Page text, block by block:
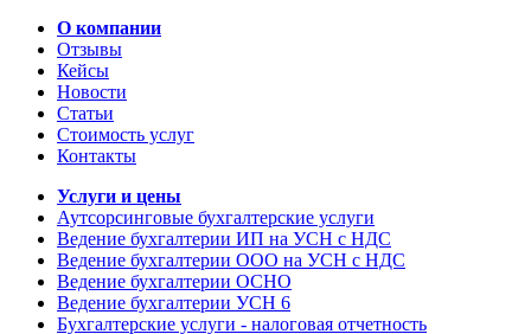
О компании
Отзывы
Кейсы
Новости
Статьи
Стоимость услуг
Контакты
Услуги и цены
Аутсорсинговые бухгалтерские услуги
Ведение бухгалтерии ИП на УСН с НДС
Ведение бухгалтерии ООО на УСН с НДС
Ведение бухгалтерии ОСНО
Ведение бухгалтерии УСН 6
Бухгалтерские услуги - налоговая отчетность